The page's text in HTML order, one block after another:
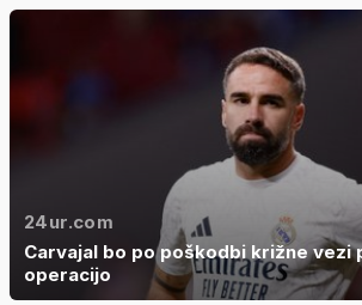
24ur.com
Carvajal bo po poškodbi križne vezi
operacijo